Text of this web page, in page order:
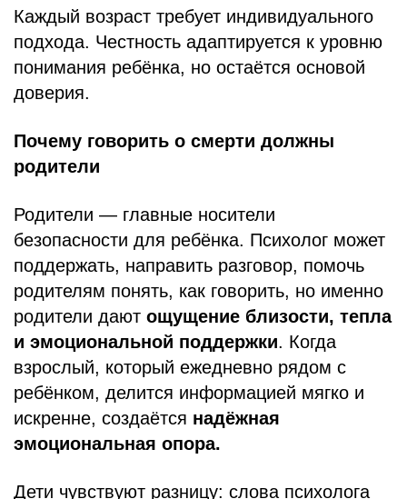
Каждый возраст требует индивидуального
подхода. Честность адаптируется к уровню
понимания ребёнка, но остаётся основой
доверия.
Почему говорить о смерти должны
родители
Родители — главные носители
безопасности для ребёнка. Психолог может
поддержать, направить разговор, помочь
родителям понять, как говорить, но именно
родители дают ощущение близости, тепла
и эмоциональной поддержки. Когда
взрослый, который ежедневно рядом с
ребёнком, делится информацией мягко и
искренне, создаётся надёжная
эмоциональная опора.
Дети чувствуют разницу: слова психолога